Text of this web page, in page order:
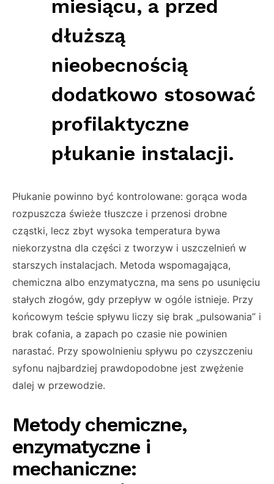
miesiącu, a przed
dłuższą
nieobecnością
dodatkowo stosować
profilaktyczne
płukanie instalacji.
Płukanie powinno być kontrolowane: gorąca woda
rozpuszcza świeże tłuszcze i przenosi drobne
cząstki, lecz zbyt wysoka temperatura bywa
niekorzystna dla części z tworzyw i uszczelnień w
starszych instalacjach. Metoda wspomagająca,
chemiczna albo enzymatyczna, ma sens po usunięciu
stałych złogów, gdy przepływ w ogóle istnieje. Przy
końcowym teście spływu liczy się brak „pulsowania” i
brak cofania, a zapach po czasie nie powinien
narastać. Przy spowolnieniu spływu po czyszczeniu
syfonu najbardziej prawdopodobne jest zwężenie
dalej w przewodzie.
Metody chemiczne,
enzymatyczne i
mechaniczne: